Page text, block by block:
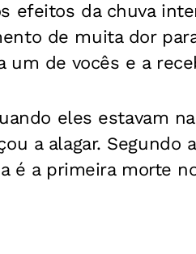
efeitos da chuva
de muita dor
de vocês e a
eles estavam
a alagar. Segundo
é a primeira morte